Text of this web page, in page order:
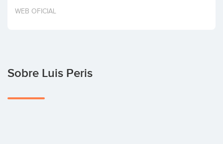
Invertir
WEB OFICIAL
Sobre Luis Peris